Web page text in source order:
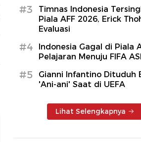
#3
Timnas Indonesia
Piala AFF 2026, Erick
Evaluasi
#4
Indonesia Gagal di Piala
Pelajaran Menuju FIFA
#5
Gianni Infantino Dituduh
'Ani-ani' Saat di UEFA
Lihat Selengkapnya